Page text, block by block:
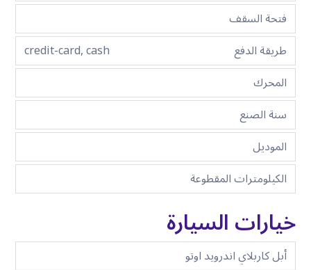
فتحة السقف
طريقة الدفع
credit-card, cash
المحرك
سنة الصنع
الموديل
الكيلومترات المقطوعة
خيارات السيارة
أبل كاربلاي اندرويد اوتو